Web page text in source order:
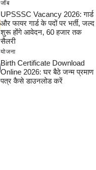
जॉब
UPSSSC Vacancy 2026: गार्ड
और फायर गार्ड के पदों पर भर्ती, जल्द
शुरू होंगे आवेदन, 60 हजार तक
सैलरी
योजना
Birth Certificate Download
Online 2026: घर बैठे जन्म प्रमाण
पत्र कैसे डाउनलोड करें